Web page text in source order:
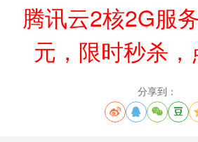
腾讯云2核2G服
元，限时秒杀
分享到：
   